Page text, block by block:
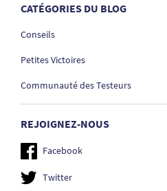
CATÉGORIES DU BLOG
Conseils
Petites Victoires
Communauté des Testeurs
REJOIGNEZ-NOUS
Facebook
Twitter